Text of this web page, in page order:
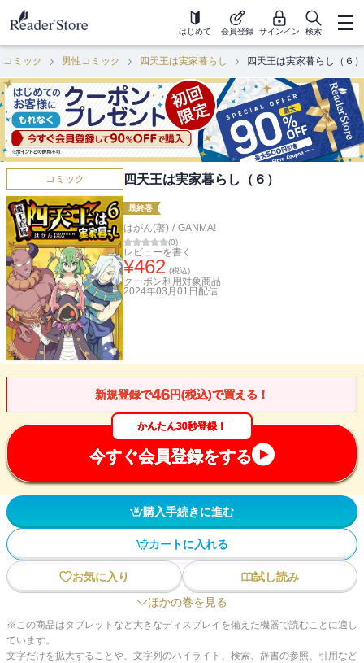
はじめて 会員登録 サインイン 検索
コミック 男性コミック 四天王は実家暮らし 四天王は実家暮らし（６）
コミック 四天王は実家暮らし（６）
最終巻
はがん(著) / GANMA!
(0)
レビューを書く
¥462 (税込)
クーポン利用対象商品
2024年03月01日 配信
新規登録で46円(税込)で買える！
かんたん30秒登録！
今すぐ会員登録をする
購入手続きに進む
カートに入れる
お気に入り
試し読み
ほかの巻を見る
※この商品はタブレットなど大きなディスプレイを備えた機器で読むことに適し
ています。
文字だけを拡大することや、文字列のハイライト、検索、辞書の参照、引用など